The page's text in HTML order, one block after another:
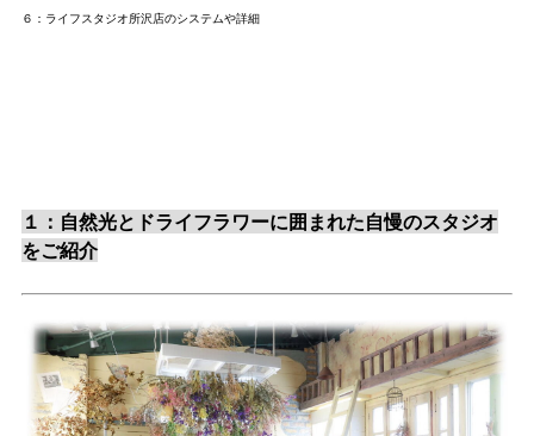
６：ライフスタジオ所沢店のシステムや詳細
１：自然光とドライフラワーに囲まれた自慢のスタジオ
をご紹介